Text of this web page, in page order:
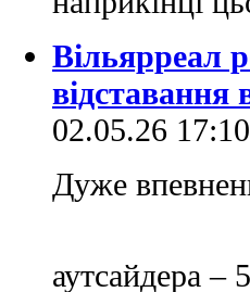
Вільярреал
відставання
02.05.26 17:10
Дуже
аутсайдера –